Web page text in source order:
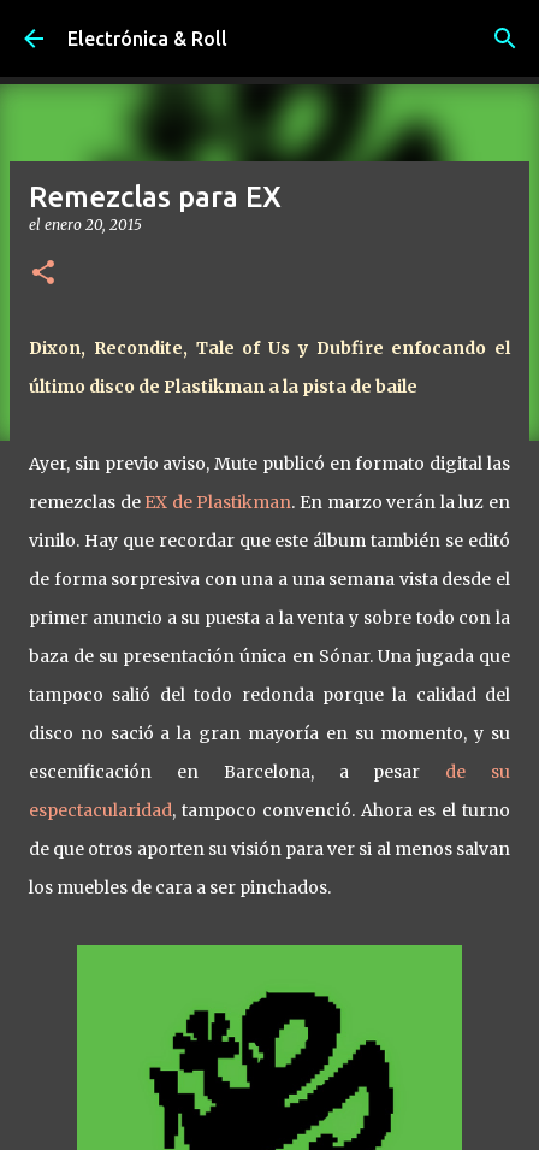
Ir al contenido principal
Electrónica & Roll
Remezclas para EX
el enero 20, 2015
Dixon, Recondite, Tale of Us y Dubfire enfocando el
último disco de Plastikman a la pista de baile
Ayer, sin previo aviso, Mute publicó en formato digital las
remezclas de EX de Plastikman. En marzo verán la luz en
vinilo. Hay que recordar que este álbum también se editó
de forma sorpresiva con una a una semana vista desde el
primer anuncio a su puesta a la venta y sobre todo con la
baza de su presentación única en Sónar. Una jugada que
tampoco salió del todo redonda porque la calidad del
disco no sació a la gran mayoría en su momento, y su
escenificación en Barcelona, a pesar de su
espectacularidad, tampoco convenció. Ahora es el turno
de que otros aporten su visión para ver si al menos salvan
los muebles de cara a ser pinchados.